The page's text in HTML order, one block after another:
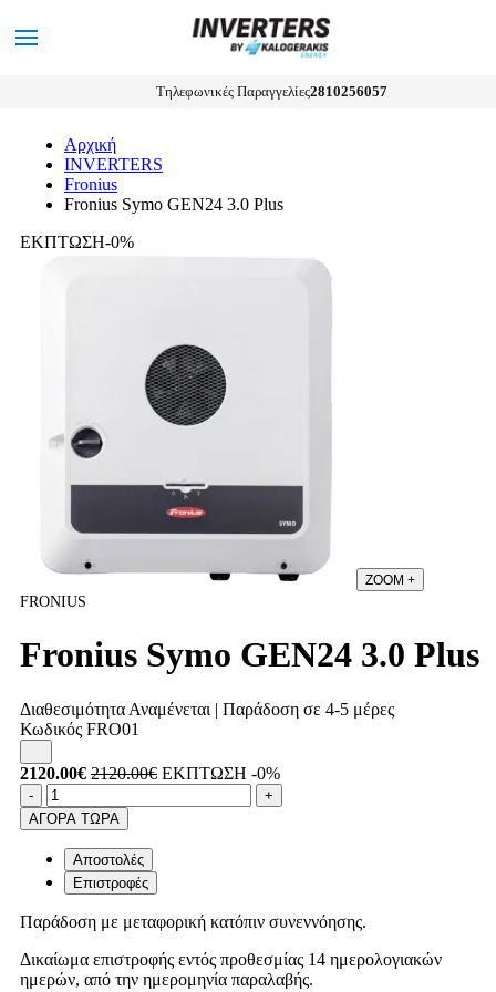
Τηλεφωνικές Παραγγελίες2810256057
MENU
Αρχική
INVERTERS
Fronius
Fronius Symo GEN24 3.0 Plus
ΕΚΠΤΩΣΗ-0%
ZOOM +
FRONIUS
Fronius Symo GEN24 3.0 Plus
Διαθεσιμότητα Αναμένεται | Παράδοση σε 4-5 μέρες
Κωδικός FRO01
2120.00€ 2120.00€ ΕΚΠΤΩΣΗ -0%
Ποσότητα
-product.increase.quantity +
ΑΓΟΡΑ ΤΩΡΑ
Αποστολές
Επιστροφές
Παράδοση με μεταφορική κατόπιν συνεννόησης.
Δικαίωμα επιστροφής εντός προθεσμίας 14 ημερολογιακών
ημερών, από την ημερομηνία παραλαβής.